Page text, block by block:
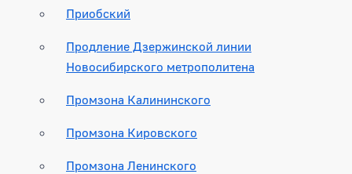
Приобский
Продление Дзержинской линии
Новосибирского метрополитена
Промзона Калининского
Промзона Кировского
Промзона Ленинского